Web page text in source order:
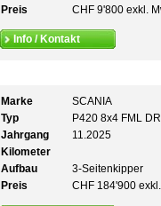
Preis
CHF 9'800 exkl.
Info / Kontakt
Marke
SCANIA
Typ
P420 8x4 FML
Jahrgang
11.2025
Kilometer
Aufbau
3-Seitenkipper
Preis
CHF 184'900